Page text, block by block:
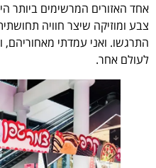
אחד האזורים המרשימים ביותר
צבע ומוזיקה שיצר חוויה
התרגשו. ואני עמדתי מאחוריהם,
לעולם אחר.